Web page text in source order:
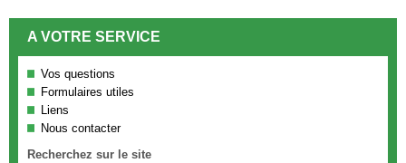
A VOTRE SERVICE
Vos questions
Formulaires utiles
Liens
Nous contacter
Recherchez sur le site